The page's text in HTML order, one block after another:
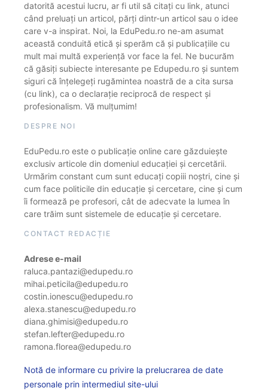
datorită acestui lucru, ar fi util să citați cu link, atunci
când preluați un articol, părți dintr-un articol sau o idee
care v-a inspirat. Noi, la EduPedu.ro ne-am asumat
această conduită etică și sperăm că și publicațiile cu
mult mai multă experiență vor face la fel. Ne bucurăm
că găsiți subiecte interesante pe Edupedu.ro și suntem
siguri că înțelegeți rugămintea noastră de a cita sursa
(cu link), ca o declarație reciprocă de respect și
profesionalism. Vă mulțumim!
DESPRE NOI
EduPedu.ro este o publicație online care găzduiește
exclusiv articole din domeniul educației și cercetării.
Urmărim constant cum sunt educați copiii noștri, cine și
cum face politicile din educație și cercetare, cine și cum
îi formează pe profesori, cât de adecvate la lumea în
care trăim sunt sistemele de educație și cercetare.
CONTACT REDACȚIE
Adrese e-mail
raluca.pantazi@edupedu.ro
mihai.peticila@edupedu.ro
costin.ionescu@edupedu.ro
alexa.stanescu@edupedu.ro
diana.ghimisi@edupedu.ro
stefan.lefter@edupedu.ro
ramona.florea@edupedu.ro
Notă de informare cu privire la prelucrarea de date
personale prin intermediul site-ului